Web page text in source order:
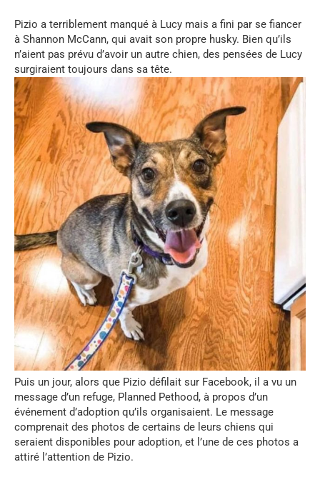
Pizio a terriblement manqué à Lucy mais a fini par se fiancer
à Shannon McCann, qui avait son propre husky. Bien qu’ils
n’aient pas prévu d’avoir un autre chien, des pensées de Lucy
surgiraient toujours dans sa tête.
Puis un jour, alors que Pizio défilait sur Facebook, il a vu un
message d’un refuge, Planned Pethood, à propos d’un
événement d’adoption qu’ils organisaient. Le message
comprenait des photos de certains de leurs chiens qui
seraient disponibles pour adoption, et l’une de ces photos a
attiré l’attention de Pizio.